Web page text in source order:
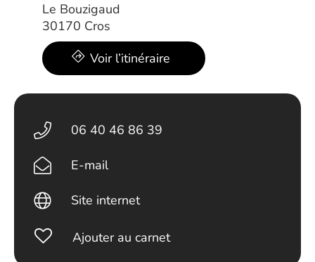
Le Bouzigaud
30170 Cros
Voir l’itinéraire
06 40 46 86 39
E-mail
Site internet
Ajouter au carnet